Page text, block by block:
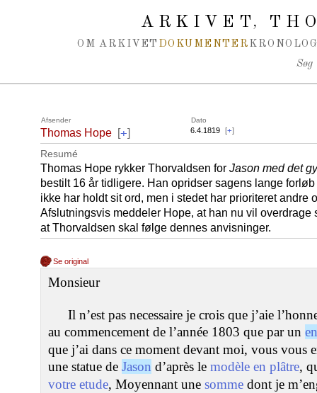
ARKIVET,
OM ARKIVET DOKUMENTER
Søg
Afsender Dato
Thomas Hope [+] 6.4.1819 [+]
Resumé
Thomas Hope rykker Thorvaldsen for Jason med det
bestilt 16 år tidligere. Han opridser sagens lange
ikke har holdt sit ord, men i stedet har prioriteret andre
Afslutningsvis meddeler Hope, at han nu vil overdrage
at Thorvaldsen skal følge dennes anvisninger.
Se original
Monsieur
Il n’est pas necessaire je crois que j’aie
au commencement de l’année 1803 que par un
que j’ai dans ce moment devant moi, vous vous
une statue de Jason d’après le modèle en plâtre,
votre etude, Moyennant une somme dont je